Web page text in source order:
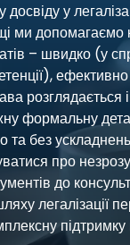
у
ми допомагаємо
– швидко (у
розглядається
формальну
та без
про
до
легалізації